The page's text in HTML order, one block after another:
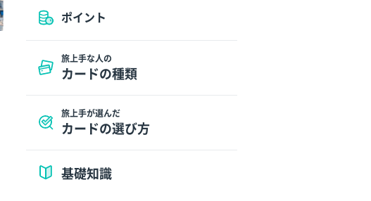
ポイント
旅上手な人の
カードの種類
旅上手が選んだ
カードの選び方
基礎知識